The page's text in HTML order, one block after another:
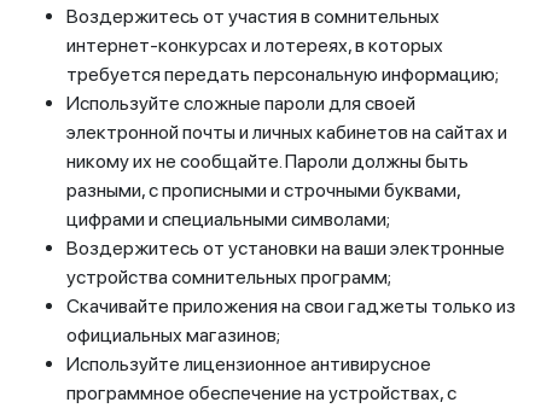
Воздержитесь от участия в сомнительных
интернет-конкурсах и лотереях, в которых
требуется передать персональную информацию;
Используйте сложные пароли для своей
электронной почты и личных кабинетов на сайтах и
никому их не сообщайте. Пароли должны быть
разными, с прописными и строчными буквами,
цифрами и специальными символами;
Воздержитесь от установки на ваши электронные
устройства сомнительных программ;
Скачивайте приложения на свои гаджеты только из
официальных магазинов;
Используйте лицензионное антивирусное
программное обеспечение на устройствах, с